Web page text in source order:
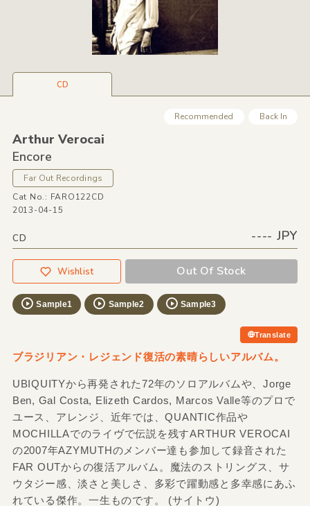
CD
Recommended Back In
Arthur Verocai
Encore
Far Out Recordings
Cat No.: FARO122CD
2013-04-15
CD ---- JPY
Wishlist Out Of Stock
Sample1 Sample2 Sample3
Translate
ブラジリアン・レジェンド復活の素晴らしいアルバム。
UBIQUITYから再発された72年のソロアルバムや、Jorge
Ben, Gal Costa, Elizeth Cardos, Marcos Valle等のプロで
ユース、アレンジ、近年では、QUANTIC作品や
MOCHILLAでのライヴで伝説を残すARTHUR VEROCAI
の2007年AZYMUTHのメンバー達も参加して録音された
FAR OUTからの復活アルバム。魔法のストリングス、サ
ウタジー感、淡さと美しさ、多彩で躍動感と多幸感にあふ
れている傑作。一生ものです。 (サイトウ)